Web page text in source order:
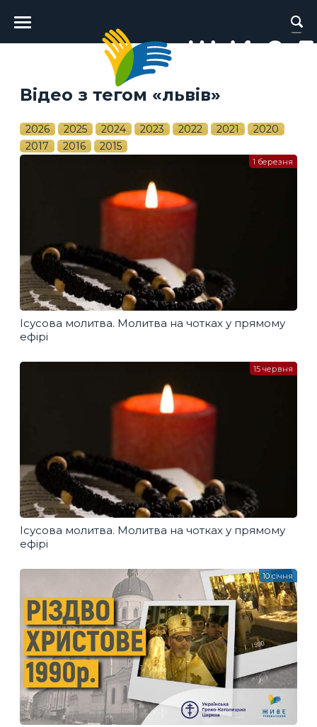
Головне
меню
Відео з тегом «львів»
2026 2025 2024 2023 2022 2021
2020
2017
2016 2015
Ісусова молитва. Молитва на чотках у прямому
ефірі
1 березня
Ісусова молитва. Молитва на чотках у прямому
ефірі
15 червня
10 січня